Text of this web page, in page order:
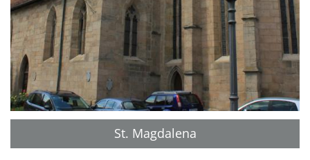
St. Magdalena